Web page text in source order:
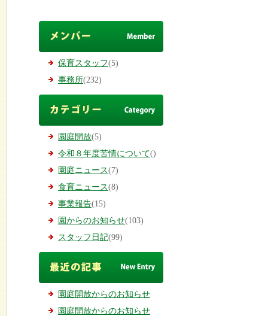
保育スタッフ(5)
事務所(232)
園庭開放(5)
令和８年度苦情について()
園庭ニュース(7)
食育ニュース(8)
事業報告(15)
園からのお知らせ(103)
スタッフ日記(99)
園庭開放からのお知らせ
園庭開放からのお知らせ